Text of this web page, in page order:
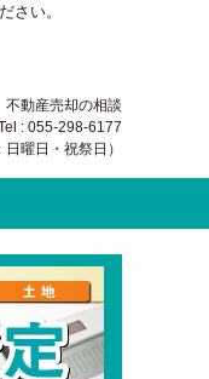
さい。
不動産売却の相談
: 055-298-6177
曜日・祝祭日）